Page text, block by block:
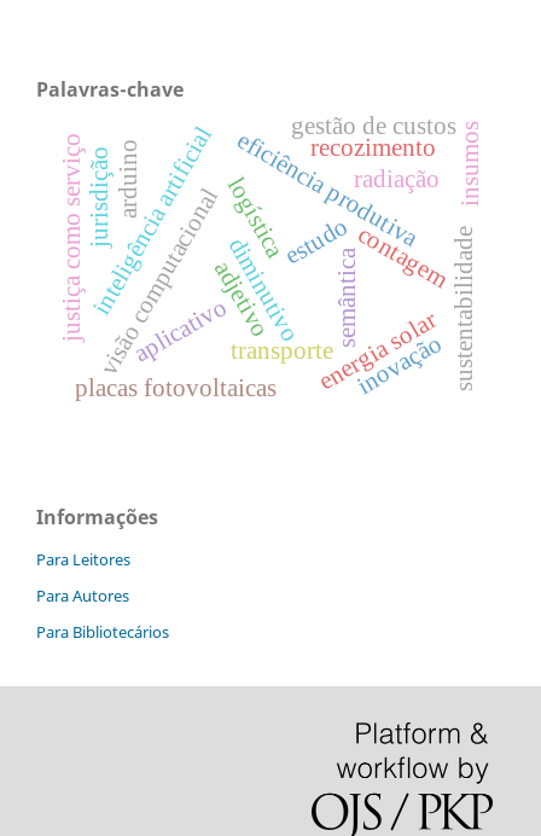
Palavras-chave
adjetivo
diminutivo semântica
visão computacional
inteligência artificiallogística contagem
transporte
eficiência produtiva
gestão de custos
aplicativo energia solar
placas fotovoltaicas sustentabilidade
estudo
arduino radiação
inovação
jurisdição
justiça como serviço recozimento insumos
Informações
Para Leitores
Para Autores
Para Bibliotecários